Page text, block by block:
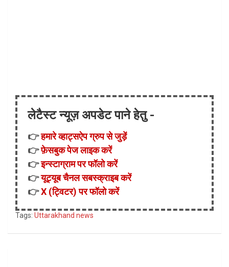
लेटैस्ट न्यूज़ अपडेट पाने हेतु -
👉हमारे व्हाट्सऐप ग्रुप से जुड़ें
👉फ़ेसबुक पेज लाइक करें
👉इन्स्टाग्राम पर फॉलो करें
👉यूट्यूब चैनल सबस्क्राइब करें
👉X (ट्विटर) पर फॉलो करें
Tags: Uttarakhand news